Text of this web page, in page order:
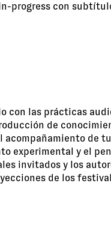
progress con
con las prácticas
de
de
experimental y el
invitados y los
de los